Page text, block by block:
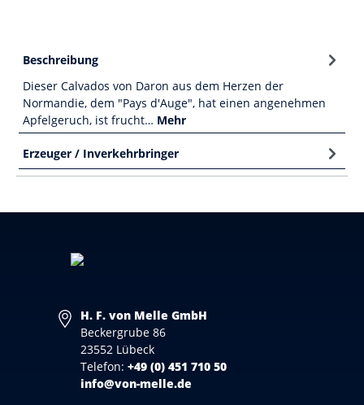
Beschreibung
Dieser Calvados von Daron aus dem Herzen der
Normandie, dem "Pays d'Auge", hat einen angenehmen
Apfelgeruch, ist frucht… Mehr
Erzeuger / Inverkehrbringer
H. F. von Melle GmbH
Beckergrube 86
23552 Lübeck
Telefon: +49 (0) 451 710 50
info@von-melle.de